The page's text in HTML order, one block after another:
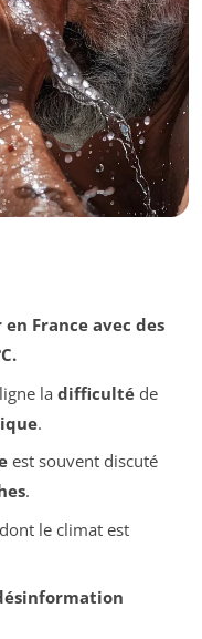
France avec des
la difficultéde
.
est souvent discuté
.
le climat est